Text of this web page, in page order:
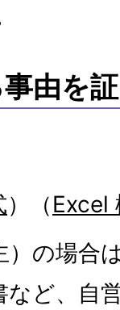
由を
）（Excel
）の場合
など、自